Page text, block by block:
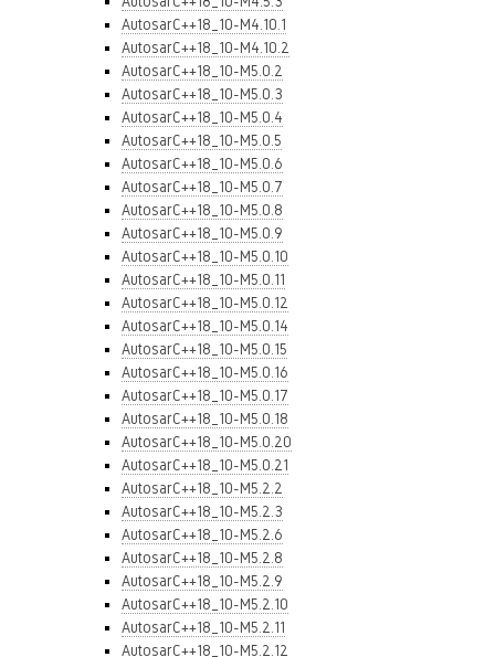
AutosarC++18_10-M4.10.1
AutosarC++18_10-M4.10.2
AutosarC++18_10-M5.0.2
AutosarC++18_10-M5.0.3
AutosarC++18_10-M5.0.4
AutosarC++18_10-M5.0.5
AutosarC++18_10-M5.0.6
AutosarC++18_10-M5.0.7
AutosarC++18_10-M5.0.8
AutosarC++18_10-M5.0.9
AutosarC++18_10-M5.0.10
AutosarC++18_10-M5.0.11
AutosarC++18_10-M5.0.12
AutosarC++18_10-M5.0.14
AutosarC++18_10-M5.0.15
AutosarC++18_10-M5.0.16
AutosarC++18_10-M5.0.17
AutosarC++18_10-M5.0.18
AutosarC++18_10-M5.0.20
AutosarC++18_10-M5.0.21
AutosarC++18_10-M5.2.2
AutosarC++18_10-M5.2.3
AutosarC++18_10-M5.2.6
AutosarC++18_10-M5.2.8
AutosarC++18_10-M5.2.9
AutosarC++18_10-M5.2.10
AutosarC++18_10-M5.2.11
AutosarC++18_10-M5.2.12